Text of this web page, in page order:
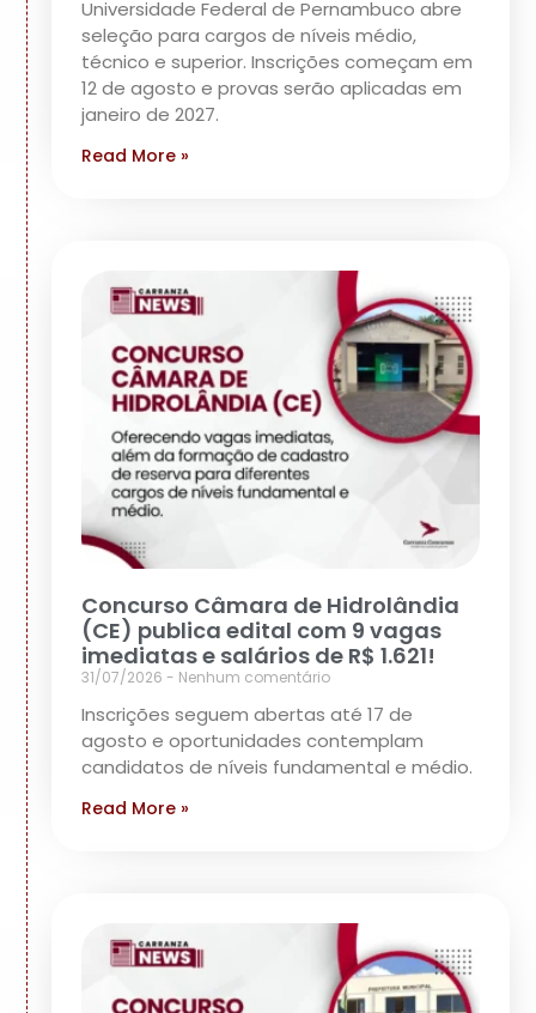
Universidade Federal de Pernambuco abre
seleção para cargos de níveis médio,
técnico e superior. Inscrições começam em
12 de agosto e provas serão aplicadas em
janeiro de 2027.
Read More »
Concurso Câmara de Hidrolândia
(CE) publica edital com 9 vagas
imediatas e salários de R$ 1.621!
31/07/2026 Nenhum comentário
Inscrições seguem abertas até 17 de
agosto e oportunidades contemplam
candidatos de níveis fundamental e médio.
Read More »